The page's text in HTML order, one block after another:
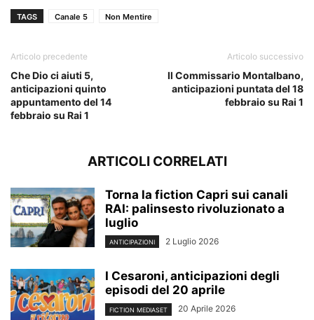
TAGS Canale 5 Non Mentire
Articolo precedente
Che Dio ci aiuti 5,
anticipazioni quinto
appuntamento del 14
febbraio su Rai 1
Articolo successivo
Il Commissario Montalbano,
anticipazioni puntata del 18
febbraio su Rai 1
ARTICOLI CORRELATI
Torna la fiction Capri sui canali
RAI: palinsesto rivoluzionato a
luglio
ANTICIPAZIONI 2 Luglio 2026
I Cesaroni, anticipazioni degli
episodi del 20 aprile
FICTION MEDIASET 20 Aprile 2026